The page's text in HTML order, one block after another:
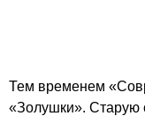
Тем временем
«Золушки». Старую